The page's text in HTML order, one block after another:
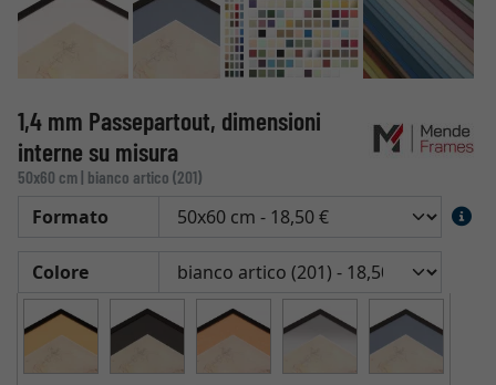
1,4 mm Passepartout, dimensioni
interne su misura
50x60 cm | bianco artico (201)
Formato
Colore